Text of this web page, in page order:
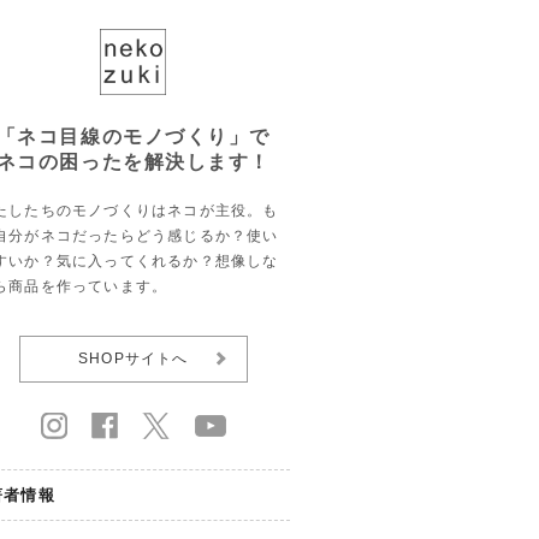
「ネコ目線のモノづくり」で
コの困ったを解決します！
したちのモノづくりはネコが主役。も
分がネコだったらどう感じるか？使い
いか？気に入ってくれるか？想像しな
商品を作っています。
SHOPサイトへ
者情報